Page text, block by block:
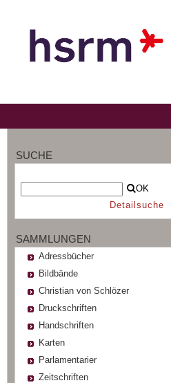
SUCHE
OK
Detailsuche
SAMMLUNGEN
Adressbücher
Bildbände
Christian von Schlözer
Druckschriften
Handschriften
Karten
Parlamentarier
Zeitschriften